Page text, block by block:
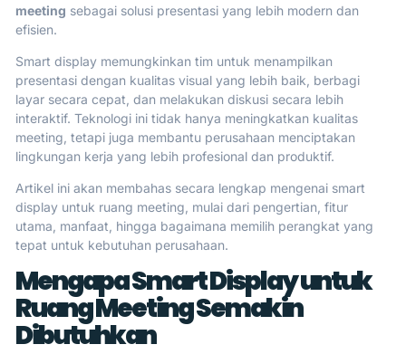
meeting sebagai solusi presentasi yang lebih modern dan
efisien.
Smart display memungkinkan tim untuk menampilkan
presentasi dengan kualitas visual yang lebih baik, berbagi
layar secara cepat, dan melakukan diskusi secara lebih
interaktif. Teknologi ini tidak hanya meningkatkan kualitas
meeting, tetapi juga membantu perusahaan menciptakan
lingkungan kerja yang lebih profesional dan produktif.
Artikel ini akan membahas secara lengkap mengenai smart
display untuk ruang meeting, mulai dari pengertian, fitur
utama, manfaat, hingga bagaimana memilih perangkat yang
tepat untuk kebutuhan perusahaan.
Mengapa Smart Display untuk
Ruang Meeting Semakin
Dibutuhkan